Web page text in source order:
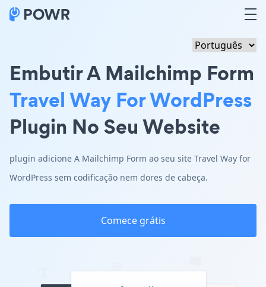
Embutir A Mailchimp Form
Travel Way For WordPress
Plugin No Seu Website
plugin adicione A Mailchimp Form ao seu site Travel Way for
WordPress sem codificação nem dores de cabeça.
Comece grátis